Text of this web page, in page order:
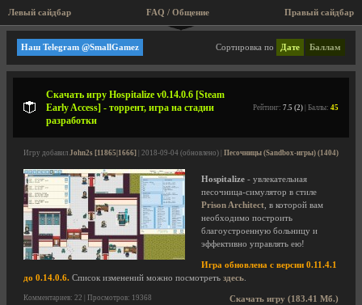
Левый сайдбар FAQ / Общение
Мини игры, аркады, старые игры!
Сортировка по Дате Баллам
Наш Telegram @SmallGamez
Скачать игру Hospitalize v0.14.0.6 [Steam
Early Access] - торрент, игра на стадии
разработки
Рейтинг: 7.5 (2) | Баллы: 45
Игру добавил John2s [11865|1666] | 2018-09-04 (обновлено) | Песочницы (Sandbox-игры) (1404)
Hospitalize - увлекательная
песочница-симулятор в стиле
Prison Architect , в которой вам
необходимо построить
благоустроенную больницу и
эффективно управлять ею!
Игра обновлена с версии 0.11.4.1
до 0.14.0.6. Список изменений можно посмотреть здесь
Скачать игру (183.41 Мб.)
Комментариев: 22 | Просмотров: 19368